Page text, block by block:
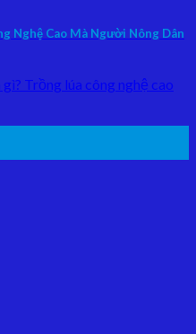
Nghệ Cao Mà Người Nông Dân
Trồng lúa công nghệ cao